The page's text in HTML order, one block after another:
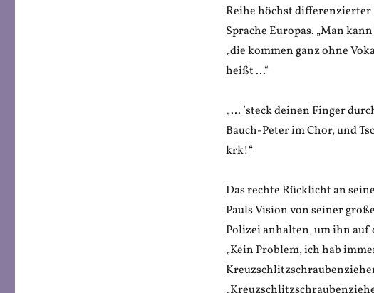
Reihe höchst differenzierter
Sprache Europas. „Man
„die kommen ganz ohne
heißt …“
„… ’steck deinen Finger
Bauch-Peter im Chor, und
krk!“
Das rechte Rücklicht an
Pauls Vision von seiner
Polizei anhalten, um ihn auf
„Kein Problem, ich hab